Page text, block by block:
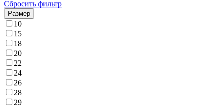
Сбросить фильтр
Размер
10
15
18
20
22
24
26
28
29